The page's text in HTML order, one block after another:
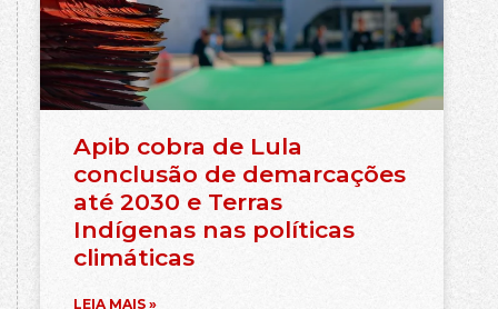
Apib cobra de Lula
conclusão de demarcações
até 2030 e Terras
Indígenas nas políticas
climáticas
LEIA MAIS »